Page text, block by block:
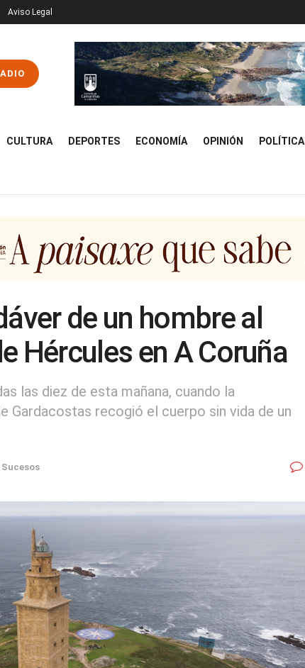
Aviso Legal
CULTURA DEPORTES ECONOMÍA OPINIÓN POLÍTICA
de un hombre al
Hércules en A Coruña
las diez de esta mañana, cuando la
Gardacostas recogió el cuerpo sin vida de un
Sucesos